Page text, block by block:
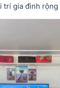
trí gia đình rộng